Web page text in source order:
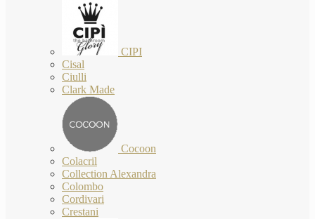
CIPI
Cisal
Ciulli
Clark Made
Cocoon
Colacril
Collection Alexandra
Colombo
Cordivari
Crestani